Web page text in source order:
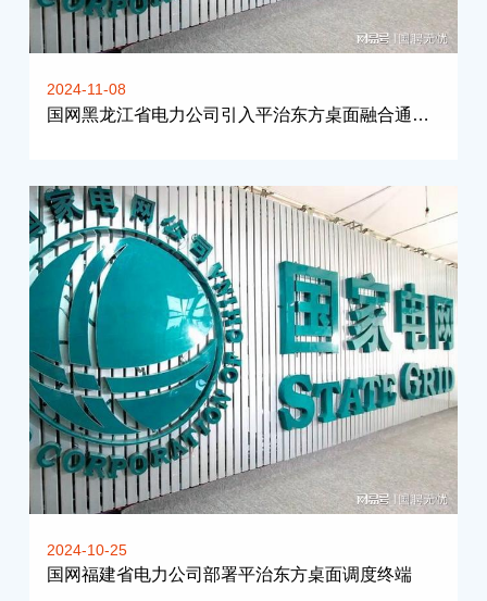
2024-11-08
国网黑龙江省电力公司引入平治东方桌面融合通信终端，推动办公通讯全面升级
2024-10-25
国网福建省电力公司部署平治东方桌面调度终端